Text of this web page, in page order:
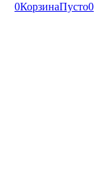
0КорзинаПусто0